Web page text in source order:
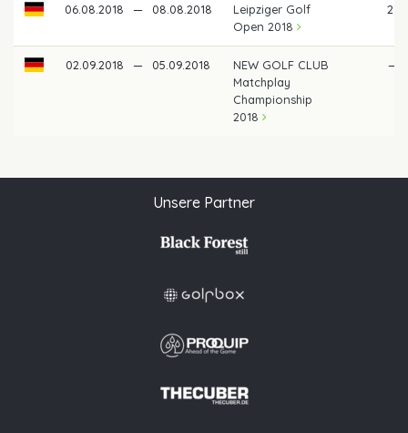
06.08.2018 — 08.08.2018
Leipziger Golf
Open 2018
21
02.09.2018 — 05.09.2018
NEW GOLF CLUB
Matchplay
Championship
2018
—
Unsere Partner